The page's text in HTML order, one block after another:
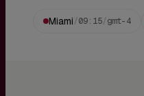
Miami/09:15/gmt-4